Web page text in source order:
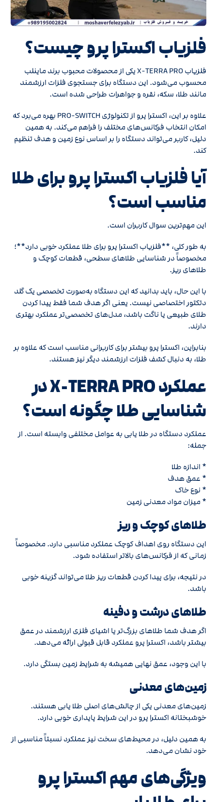
فلزیاب اکسترا پرو چیست؟
فلزیاب X-TERRA PRO یکی از محصولات محبوب برند ماینلب
محسوب می‌شود. این دستگاه برای جستجوی فلزات ارزشمند
مانند طلا، سکه، نقره و جواهرات طراحی شده است.
علاوه بر این، اکسترا پرو از تکنولوژی PRO-SWITCH بهره می‌برد که
امکان انتخاب فرکانس‌های مختلف را فراهم می‌کند. به همین
دلیل، کاربر می‌تواند دستگاه را بر اساس نوع زمین و هدف تنظیم
کند.
آیا فلزیاب اکسترا پرو برای طلا
مناسب است؟
این مهم‌ترین سوال کاربران است.
به طور کلی، **فلزیاب اکسترا پرو برای طلا عملکرد خوبی دارد**؛
مخصوصاً در شناسایی طلاهای سطحی، قطعات کوچک و
طلاهای ریز.
با این حال، باید بدانید که این دستگاه به‌صورت تخصصی یک گلد
دتکتور اختصاصی نیست. یعنی اگر هدف شما فقط پیدا کردن
طلای طبیعی یا ناگت باشد، مدل‌های تخصصی‌تر عملکرد بهتری
دارند.
بنابراین، اکسترا پرو بیشتر برای کاربرانی مناسب است که علاوه بر
طلا، به دنبال کشف فلزات ارزشمند دیگر نیز هستند.
عملکرد X-TERRA PRO در
شناسایی طلا چگونه است؟
عملکرد دستگاه در طلا یابی به عوامل مختلفی وابسته است. از
جمله:
* اندازه طلا
* عمق هدف
* نوع خاک
* میزان مواد معدنی زمین
طلاهای کوچک و ریز
این دستگاه روی اهداف کوچک عملکرد مناسبی دارد. مخصوصاً
زمانی که از فرکانس‌های بالاتر استفاده شود.
در نتیجه، برای پیدا کردن قطعات ریز طلا می‌تواند گزینه خوبی
باشد.
طلاهای درشت و دفینه
اگر هدف شما طلاهای بزرگ‌تر یا اشیای فلزی ارزشمند در عمق
بیشتر باشد، اکسترا پرو عملکرد قابل قبولی ارائه می‌دهد.
با این وجود، عمق نهایی همیشه به شرایط زمین بستگی دارد.
زمین‌های معدنی
زمین‌های معدنی یکی از چالش‌های اصلی طلا یابی هستند.
خوشبختانه اکسترا پرو در این شرایط پایداری خوبی دارد.
به همین دلیل، در محیط‌های سخت نیز عملکرد نسبتاً مناسبی از
خود نشان می‌دهد.
ویژگی‌های مهم اکسترا پرو